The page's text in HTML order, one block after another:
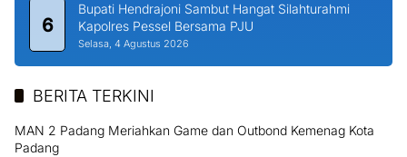
6
Bupati Hendrajoni Sambut Hangat Silahturahmi
Kapolres Pessel Bersama PJU
Selasa, 4 Agustus 2026
BERITA TERKINI
MAN 2 Padang Meriahkan Game dan Outbond Kemenag Kota
Padang